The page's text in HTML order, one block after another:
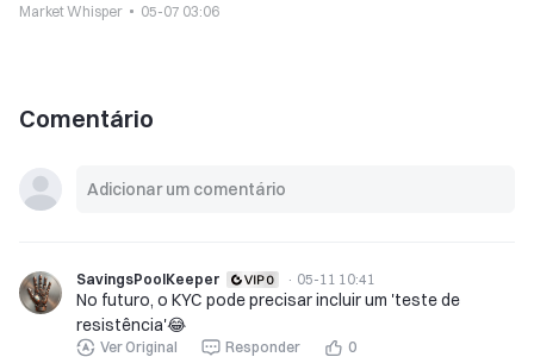
Market Whisper 05-07 03:06
Comentário
SavingsPoolKeeper · 05-11 10:41
No futuro, o KYC pode precisar incluir um 'teste de
resistência'😂
Ver Original Responder 0